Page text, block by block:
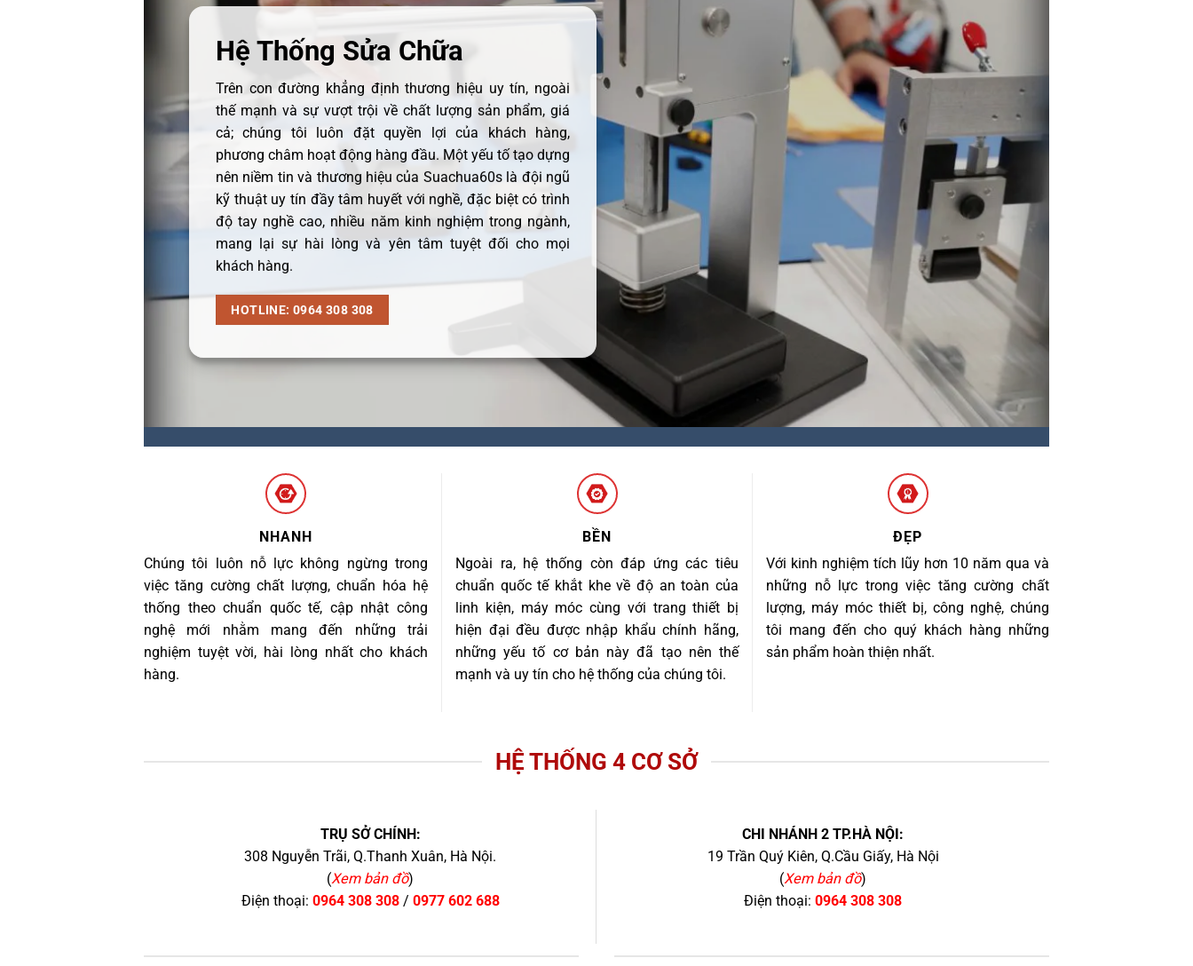
Hệ Thống Sửa Chữa
Trên con đường khẳng định thương hiệu uy tín, ngoài
thế mạnh và sự vượt trội về chất lượng sản phẩm, giá
cả; chúng tôi luôn đặt quyền lợi của khách hàng,
phương châm hoạt động hàng đầu. Một yếu tố tạo dựng
nên niềm tin và thương hiệu của Suachua60s là đội ngũ
kỹ thuật uy tín đầy tâm huyết với nghề, đặc biệt có trình
độ tay nghề cao, nhiều năm kinh nghiệm trong ngành,
mang lại sự hài lòng và yên tâm tuyệt đối cho mọi
khách hàng.
HOTLINE: 0964 308 308
NHANH
Chúng tôi luôn nỗ lực không ngừng trong
việc tăng cường chất lượng, chuẩn hóa hệ
thống theo chuẩn quốc tế, cập nhật công
nghệ mới nhằm mang đến những trải
nghiệm tuyệt vời, hài lòng nhất cho khách
hàng.
BỀN
Ngoài ra, hệ thống còn đáp ứng các tiêu
chuẩn quốc tế khắt khe về độ an toàn của
linh kiện, máy móc cùng với trang thiết bị
hiện đại đều được nhập khẩu chính hãng,
những yếu tố cơ bản này đã tạo nên thế
mạnh và uy tín cho hệ thống của chúng tôi.
ĐẸP
Với kinh nghiệm tích lũy hơn 10 năm qua và
những nỗ lực trong việc tăng cường chất
lượng, máy móc thiết bị, công nghệ, chúng
tôi mang đến cho quý khách hàng những
sản phẩm hoàn thiện nhất.
HỆ THỐNG 4 CƠ SỞ
TRỤ SỞ CHÍNH:
308 Nguyễn Trãi, Q.Thanh Xuân, Hà Nội.
(Xem bản đồ)
Điện thoại: 0964 308 308/ 0977 602 688
CHI NHÁNH 2 TP.HÀ NỘI:
19 Trần Quý Kiên, Q.Cầu Giấy, Hà Nội
(Xem bản đồ)
Điện thoại: 0964 308 308